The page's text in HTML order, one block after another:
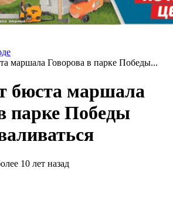
маршала Говорова в парке Победы...
бюста маршала
парке Победы
10 лет назад